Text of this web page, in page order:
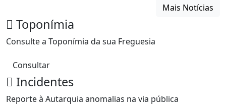
Mais Notícias
Toponímia
Consulte a Toponímia da sua Freguesia
Consultar
Incidentes
Reporte à Autarquia anomalias na via pública